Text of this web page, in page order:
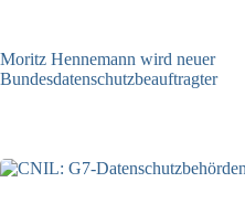
Moritz Hennemann wird neuer
Bundesdatenschutzbeauftragter